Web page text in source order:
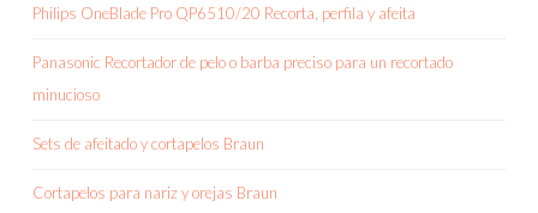
Philips OneBlade Pro QP6510/20 Recorta, perfila y afeita
Panasonic Recortador de pelo o barba preciso para un recortado
minucioso
Sets de afeitado y cortapelos Braun
Cortapelos para nariz y orejas Braun